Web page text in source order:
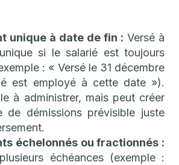
unique à date de fin : Versé à
si le salarié est toujours
: « Versé le 31 décembre
est employé à cette date »).
à administrer, mais peut créer
de démissions prévisible juste
échelonnés ou fractionnés :
échéances (exemple :